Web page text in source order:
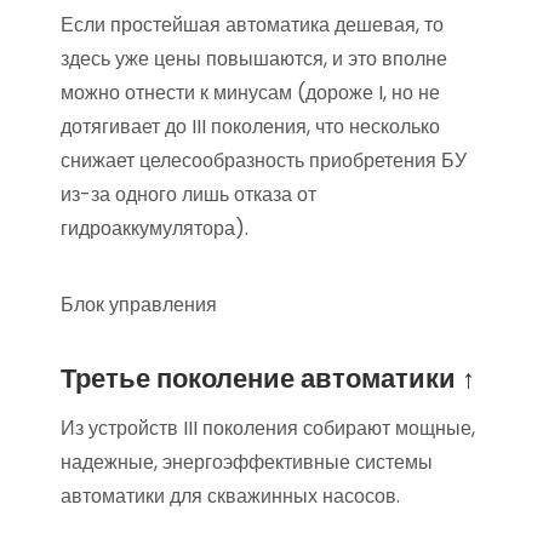
Если простейшая автоматика дешевая, то
здесь уже цены повышаются, и это вполне
можно отнести к минусам (дороже I, но не
дотягивает до III поколения, что несколько
снижает целесообразность приобретения БУ
из-за одного лишь отказа от
гидроаккумулятора).
Блок управления
Третье поколение автоматики ↑
Из устройств III поколения собирают мощные,
надежные, энергоэффективные системы
автоматики для скважинных насосов.